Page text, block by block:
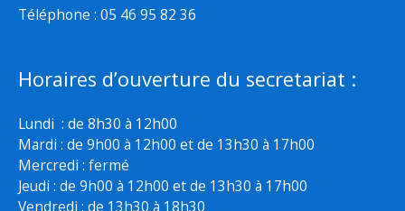
Téléphone : 05 46 95 82 36
Horaires d’ouverture du secretariat :
Lundi : de 8h30 à 12h00
Mardi : de 9h00 à 12h00 et de 13h30 à 17h00
Mercredi : fermé
Jeudi : de 9h00 à 12h00 et de 13h30 à 17h00
Vendredi : de 13h30 à 18h30